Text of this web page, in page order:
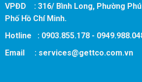
VPĐD : 316/ Bình Long, Phường
Phố Hồ Chí Minh.
Hotline : 0903.855.178 -
Email : services@gettco.com.vn